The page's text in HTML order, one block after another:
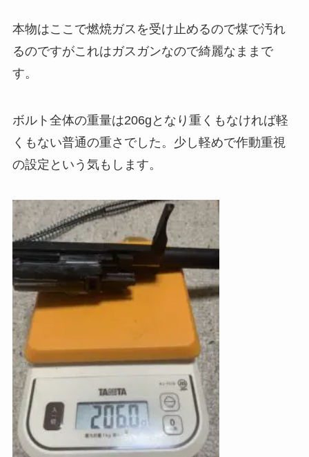
本物はここで燃焼ガスを受け止めるので煤で汚れ
るのですがこれはガスガンなので綺麗なままで
す。
ボルト全体の重量は206gとなり重くもなければ軽
くもない普通の重さでした。少し軽めで作動重視
の設定という気もします。